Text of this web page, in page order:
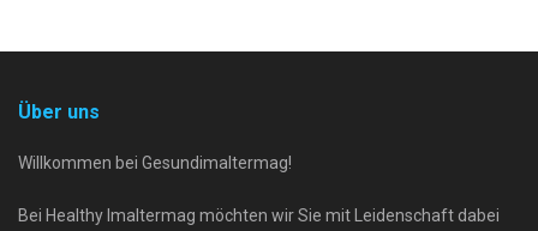
Über uns
Willkommen bei Gesundimaltermag!
Bei Healthy Imaltermag möchten wir Sie mit Leidenschaft dabei